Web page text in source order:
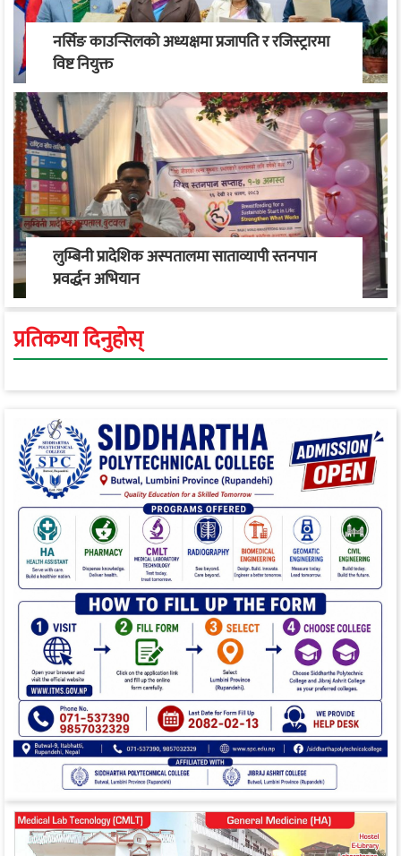
नर्सिङ काउन्सिलको अध्यक्षमा प्रजापति र रजिस्ट्रारमा
विष्ट नियुक्त
लुम्बिनी प्रादेशिक अस्पतालमा साताव्यापी स्तनपान
प्रवर्द्धन अभियान
प्रतिकया दिनुहोस्